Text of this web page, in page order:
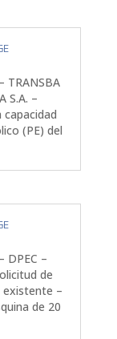
TRANSBA
S.A. –
capacidad
(PE) del
DPEC –
de
existente –
de 20